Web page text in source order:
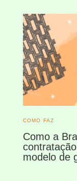
COMO FAZ
Como a
modelo de